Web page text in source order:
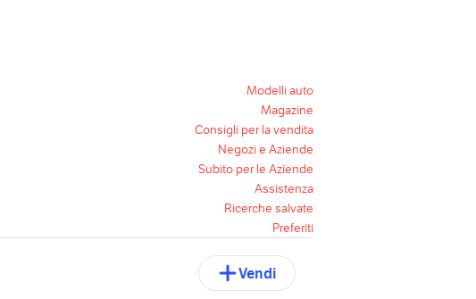
Modelli auto
Magazine
Consigli per la vendita
Negozi e Aziende
Subito per le Aziende
Assistenza
Ricerche salvate
Preferiti
Vendi